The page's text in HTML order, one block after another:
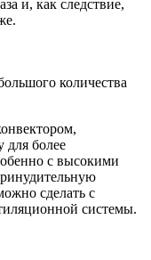
и, как следствие,
количества
для более
с высокими
сделать с
системы.